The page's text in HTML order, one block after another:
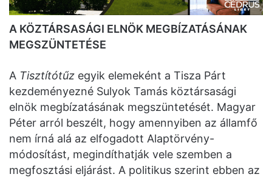
A KÖZTÁRSASÁGI ELNÖK MEGBÍZATÁSÁNAK
MEGSZÜNTETÉSE
A Tisztítótűz egyik elemeként a Tisza Párt
kezdeményezné Sulyok Tamás köztársasági
elnök megbízatásának megszüntetését. Magyar
Péter arról beszélt, hogy amennyiben az államfő
nem írná alá az elfogadott Alaptörvény-
módosítást, megindíthatják vele szemben a
megfosztási eljárást. A politikus szerint ebben az